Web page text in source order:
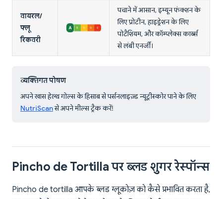
वायरल/
फ्लू
रिकवरी
पचाने में आसान, इम्यून फंक्शन के
लिए प्रोटीन, हाइड्रेशन के लिए
पोटैशियम, और कॉम्प्लेक्स कार्ब्स
से लंबी एनर्जी।
व्यक्तिगत पोषण
अपने खास हेल्थ गोल्स के हिसाब से पर्सनलाइज़्ड न्यूट्रीस्कोर पाने के लिए
NutriScanसे अपने मील्स ट्रैक करें!
Pincho de Tortilla पर ब्लड शुगर रेस्पॉन्स
Pincho de tortilla आपके ब्लड ग्लूकोज़ को कैसे प्रभावित करता है,